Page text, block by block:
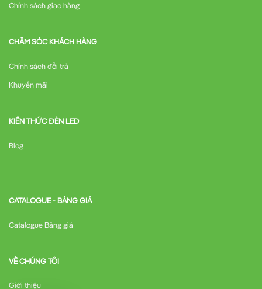
Chính sách giao hàng
CHĂM SÓC KHÁCH HÀNG
Chính sách đổi trả
Khuyến mãi
KIẾN THỨC ĐÈN LED
Blog
CATALOGUE - BẢNG GIÁ
Catalogue Bảng giá
VỀ CHÚNG TÔI
Giới thiệu